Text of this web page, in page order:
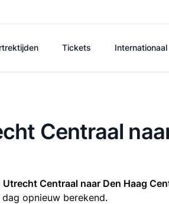
Tickets Internationaal
Centraal
Utrecht Centraal naar Den Haag
opnieuw berekend.